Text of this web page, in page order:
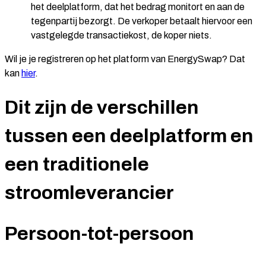
het deelplatform, dat het bedrag monitort en aan de
tegenpartij bezorgt. De verkoper betaalt hiervoor een
vastgelegde transactiekost, de koper niets.
Wil je je registreren op het platform van EnergySwap? Dat
kan hier.
Dit zijn de verschillen
tussen een deelplatform en
een traditionele
stroomleverancier
Persoon-tot-persoon